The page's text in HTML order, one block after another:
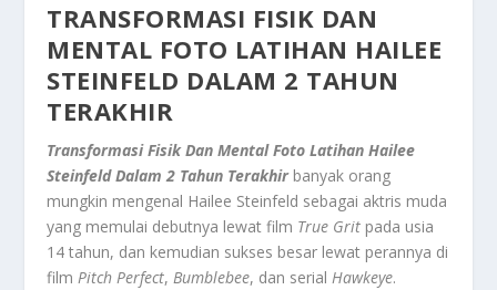
TRANSFORMASI FISIK DAN
MENTAL FOTO LATIHAN HAILEE
STEINFELD DALAM 2 TAHUN
TERAKHIR
Transformasi Fisik Dan Mental Foto Latihan Hailee
Steinfeld Dalam 2 Tahun Terakhir banyak orang
mungkin mengenal Hailee Steinfeld sebagai aktris muda
yang memulai debutnya lewat film True Grit pada usia
14 tahun, dan kemudian sukses besar lewat perannya di
filmPitch Perfect,Bumblebee, dan serialHawkeye.